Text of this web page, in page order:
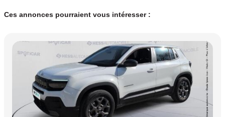
Ces annonces pourraient vous intéresser :